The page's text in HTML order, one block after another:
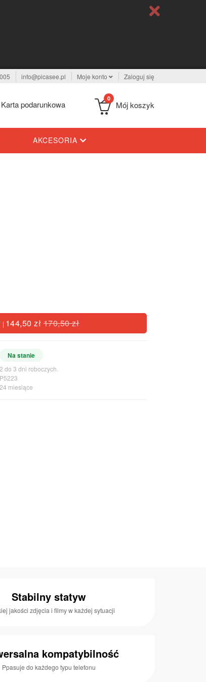
info@picasee.pl Moje konto Zaloguj się
Karta podarunkowa
0
Mój koszyk
AKCESORIA
| 144,50 zł 170,50 zł
Na stanie
2 do 3 dni roboczych.
P5223
24 miesiące
Stabilny statyw
jakości zdjęcia i filmy w każdej sytuacji
kompatybilność
Ppasuje do każdego typu telefonu